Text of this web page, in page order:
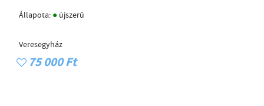
Állapota: ● újszerű
Veresegyház
75 000 Ft